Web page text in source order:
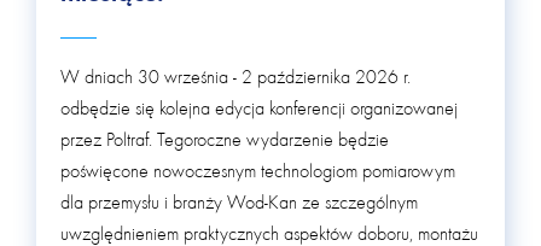
W dniach 30 września - 2 października 2026 r.
odbędzie się kolejna edycja konferencji organizowanej
przez Poltraf. Tegoroczne wydarzenie będzie
poświęcone nowoczesnym technologiom pomiarowym
dla przemysłu i branży Wod-Kan ze szczególnym
uwzględnieniem praktycznych aspektów doboru, montażu